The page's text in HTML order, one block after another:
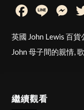
Line
英國 John Lewis 百
John 母子間的親情,
繼續觀看